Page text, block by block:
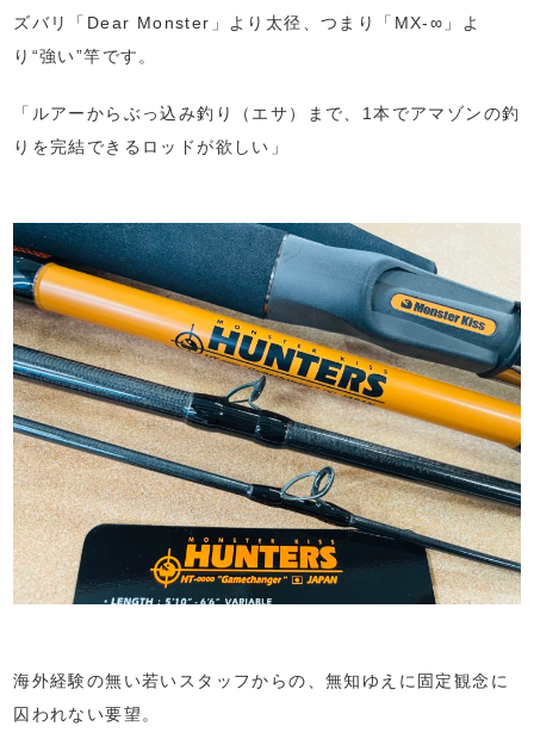
ズバリ「Dear Monster」より太径、つまり「MX-∞」よ
り“強い”竿です。
「ルアーからぶっ込み釣り（エサ）まで、1本でアマゾンの釣
りを完結できるロッドが欲しい」
海外経験の無い若いスタッフからの、無知ゆえに固定観念に
囚われない要望。